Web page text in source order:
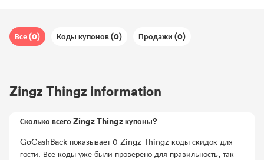
Разблокировать последний скидки из вашего любимого
Все (0) Коды купонов (0) Продажи (0)
Zingz Thingz information
Сколько всего Zingz Thingz купоны?
GoCashBack показывает 0 Zingz Thingz коды скидок для
гости. Все коды уже были проверено для правильность, так